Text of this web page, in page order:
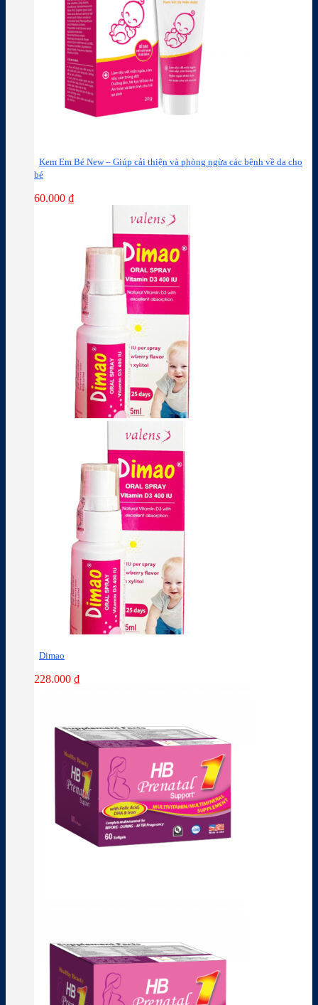
Kem Em Bé New – Giúp cải thiện và phòng ngừa các bệnh về da cho
bé
60.000 ₫
Dimao
228.000 ₫